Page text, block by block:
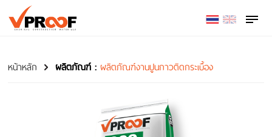
หน้าหลัก ผลิตภัณฑ์ : ผลิตภัณฑ์งานปูนกาวติดกระเบื้อง